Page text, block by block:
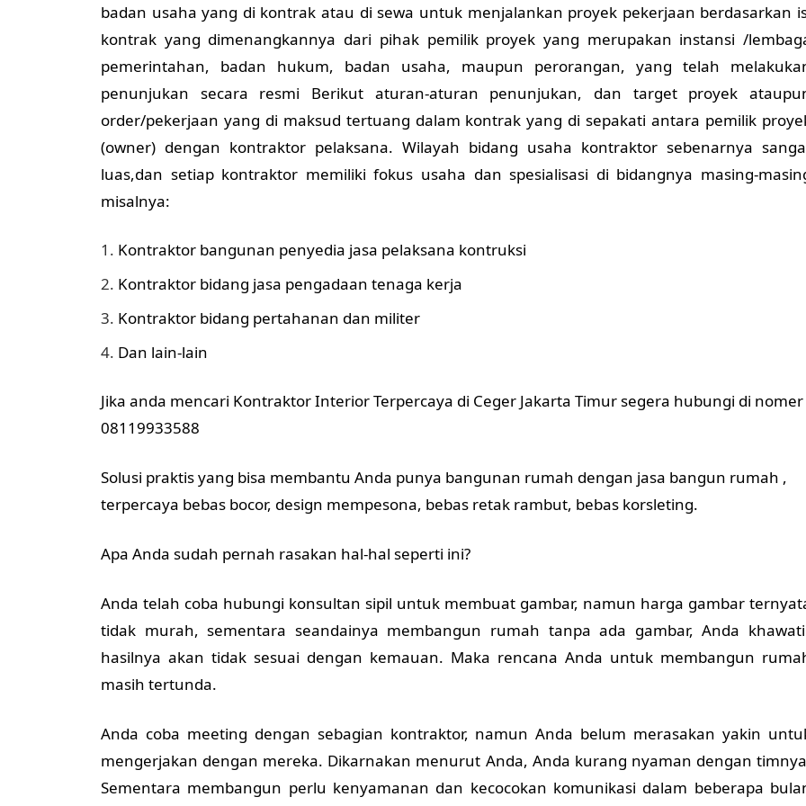
badan usaha yang di kontrak atau di sewa untuk menjalankan proyek pekerjaan berdasarkan
kontrak yang dimenangkannya dari pihak pemilik proyek yang merupakan instansi /
pemerintahan, badan hukum, badan usaha, maupun perorangan, yang telah
penunjukan secara resmi Berikut aturan-aturan penunjukan, dan target proyek
order/pekerjaan yang di maksud tertuang dalam kontrak yang di sepakati antara pemilik
(owner) dengan kontraktor pelaksana. Wilayah bidang usaha kontraktor sebenarnya
luas,dan setiap kontraktor memiliki fokus usaha dan spesialisasi di bidangnya masing-
misalnya:
Kontraktor bangunan penyedia jasa pelaksana kontruksi
Kontraktor bidang jasa pengadaan tenaga kerja
Kontraktor bidang pertahanan dan militer
Dan lain-lain
Jika anda mencari Kontraktor Interior Terpercaya di Ceger Jakarta Timur segera hubungi di nomer
08119933588
Solusi praktis yang bisa membantu Anda punya bangunan rumah dengan jasa bangun rumah ,
terpercaya bebas bocor, design mempesona, bebas retak rambut, bebas korsleting.
Apa Anda sudah pernah rasakan hal-hal seperti ini?
Anda telah coba hubungi konsultan sipil untuk membuat gambar, namun harga gambar
tidak murah, sementara seandainya membangun rumah tanpa ada gambar, Anda
hasilnya akan tidak sesuai dengan kemauan. Maka rencana Anda untuk membangun
masih tertunda.
Anda coba meeting dengan sebagian kontraktor, namun Anda belum merasakan yakin
mengerjakan dengan mereka. Dikarnakan menurut Anda, Anda kurang nyaman dengan
Sementara membangun perlu kenyamanan dan kecocokan komunikasi dalam beberapa